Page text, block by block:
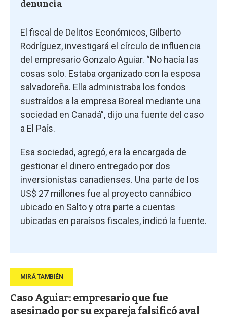
denuncia
El fiscal de Delitos Económicos, Gilberto
Rodríguez, investigará el círculo de influencia
del empresario Gonzalo Aguiar. “No hacía las
cosas solo. Estaba organizado con la esposa
salvadoreña. Ella administraba los fondos
sustraídos a la empresa Boreal mediante una
sociedad en Canadá”, dijo una fuente del caso
a El País.
Esa sociedad, agregó, era la encargada de
gestionar el dinero entregado por dos
inversionistas canadienses. Una parte de los
US$ 27 millones fue al proyecto cannábico
ubicado en Salto y otra parte a cuentas
ubicadas en paraísos fiscales, indicó la fuente.
Caso Aguiar: empresario que fue
asesinado por su expareja falsificó aval